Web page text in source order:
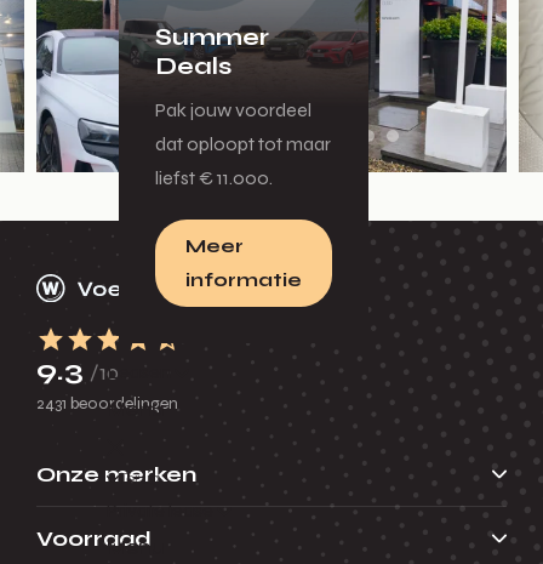
Summer
Deals
Pak jouw voordeel
dat oploopt tot maar
liefst € 11.000.
Meer
informatie
Leasen
Menu
Terug
Private lease
Menu
9.3 /10
2431 beoordelingen
Onze merken
Voorraad